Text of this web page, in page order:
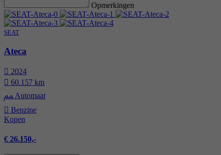
Opmerkingen
SEAT
Ateca
2024
60.157 km
Automaat
Benzine
Kopen
€ 26.150,-